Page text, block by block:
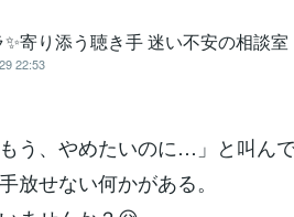
寄り添う聴き手 迷い不安の相談室
22:53
う、やめたいのに…」と叫んで
放せない何かがある。